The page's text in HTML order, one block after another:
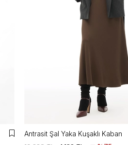
Antrasit Şal Yaka Kuşaklı Kaban